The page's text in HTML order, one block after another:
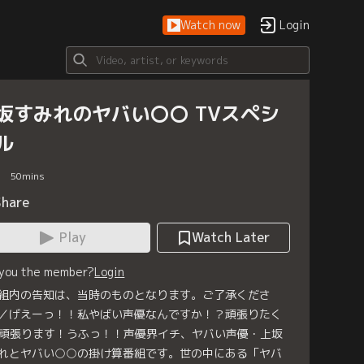
Watch now Login
すみれのヤバい〇〇 TVスペシ
50mins
Play
Watch Later
the member?Login
内の告知は、当時のものとなります。ご了承くださ
げえーっ！！私やばい声優なんですか！？頑張りたく
張ります！うふっ！！声優界イチ、ヤバい声優・上坂
とヤバい○○の掛け算番組です。世の中にある「ヤバ